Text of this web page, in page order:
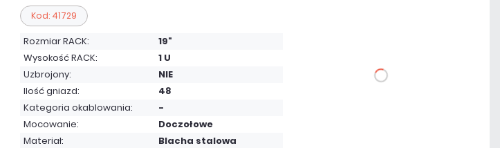
Kod: 41729
Rozmiar RACK:
19"
Wysokość RACK:
1 U
Uzbrojony:
NIE
Ilość gniazd:
48
Kategoria okablowania:
-
Mocowanie:
Doczołowe
Materiał:
Blacha stalowa
DO KOSZYKA